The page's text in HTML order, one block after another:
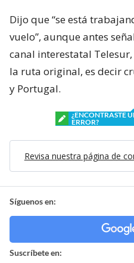
Dijo que “se está
vuelo”, aunque antes
canal interestatal
la ruta original, es decir
y Portugal.
¿ENCONTRASTE
ERROR?
Revisa nuestra página de
Síguenos en:
Suscríbete en: